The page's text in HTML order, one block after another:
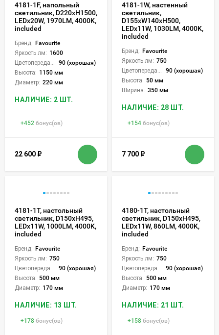
4181-1F, напольный
светильник, D220xH1500,
LEDx20W, 1970LM, 4000K,
included
Бренд: Favourite
Яркость лм: 1600
90 (хорошая)
Высота: 1150 мм
Диаметр: 220 мм
НАЛИЧИЕ: 2 ШТ.
+452 бонус(ов)
22 600 ₽
4181-1W, настенный
светильник,
D155xW140xH500,
LEDx11W, 1030LM, 4000K,
included
Бренд: Favourite
Яркость лм: 750
90 (хорошая)
Высота: 50 мм
Ширина: 350 мм
НАЛИЧИЕ: 28 ШТ.
+154 бонус(ов)
7 700 ₽
4181-1T, настольный
светильник, D150xH495,
LEDx11W, 1000LM, 4000K,
included
Бренд: Favourite
Яркость лм: 750
90 (хорошая)
Высота: 500 мм
Диаметр: 170 мм
НАЛИЧИЕ: 13 ШТ.
+178 бонус(ов)
4180-1T, настольный
светильник, D150xH495,
LEDx11W, 860LM, 4000K,
included
Бренд: Favourite
Яркость лм: 750
90 (хорошая)
Высота: 500 мм
Диаметр: 170 мм
НАЛИЧИЕ: 21 ШТ.
+158 бонус(ов)